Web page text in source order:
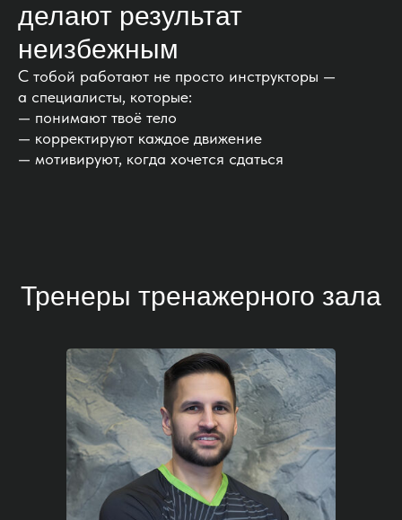
делают результат
неизбежным
С тобой работают не просто инструкторы —
а специалисты, которые:
— понимают твоё тело
— корректируют каждое движение
— мотивируют, когда хочется сдаться
Тренеры тренажерного зала